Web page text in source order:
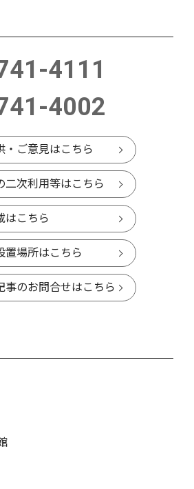
4111
4002
・ご意見はこちら
二次利用等はこちら
はこちら
置場所はこちら
事のお問合せはこちら